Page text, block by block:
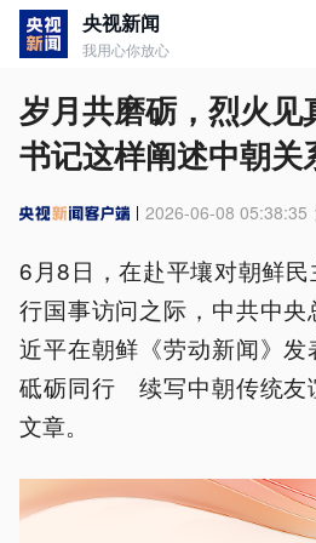
央视新闻
我用心你放心
岁月共磨砺，烈火见
书记这样阐述中朝关
2026-06-08 05:38:35
6月8日，在赴平壤对朝鲜
行国事访问之际，中共中央
近平在朝鲜《劳动新闻》发
砥砺同行 续写中朝传统友
文章。